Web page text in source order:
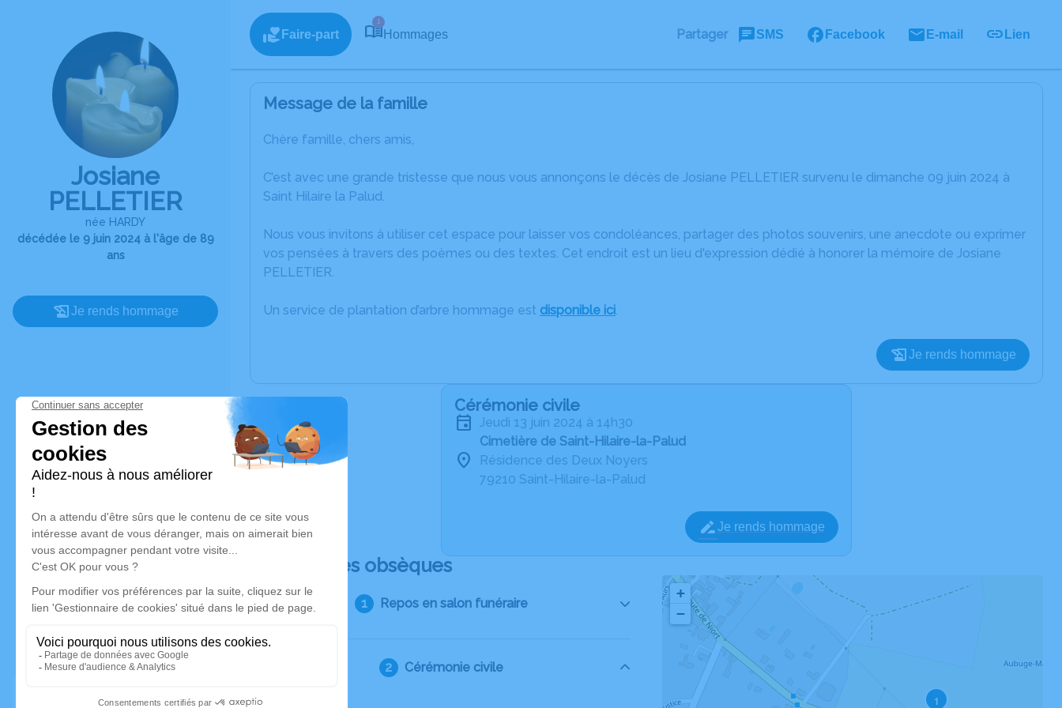
Josiane
PELLETIER
née HARDY
décédée le 9 juin 2024 à l'âge de 89
ans
Je rends hommage
Faire-part
1
Hommages Partager SMS Facebook E-mail Lien
Message de la famille
Chère famille, chers amis,
C’est avec une grande tristesse que nous vous annonçons le décès de Josiane PELLETIER survenu le dimanche 09 juin 2024 à
Saint Hilaire la Palud.
Nous vous invitons à utiliser cet espace pour laisser vos condoléances, partager des photos souvenirs, une anecdote ou exprimer
vos pensées à travers des poèmes ou des textes. Cet endroit est un lieu d'expression dédié à honorer la mémoire de Josiane
PELLETIER.
Un service de plantation d’arbre hommage est disponible ici.
Je rends hommage
Cérémonie civile
jeudi 13 juin 2024 à 14h30
Cimetière de Saint-Hilaire-la-Palud
Résidence des Deux Noyers
79210 Saint-Hilaire-la-Palud
Je rends hommage
Déroulé des obsèques
Repos en salon funéraire
Cérémonie civile
1
+
−